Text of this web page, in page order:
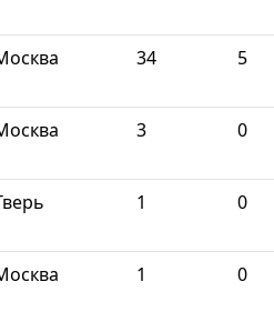
34 5
3 0
1 0
1 0